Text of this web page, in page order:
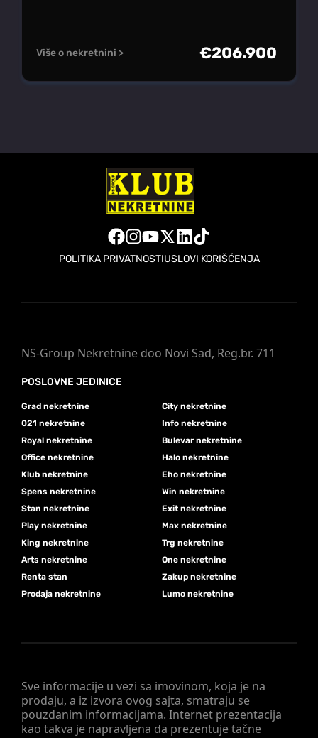
Više o nekretnini > €206.900
POLITIKA PRIVATNOSTIUSLOVI KORIŠĆENJA
Sve informacije u vezi sa imovinom, koja je na
prodaju, a iz izvora ovog sajta, smatraju se
pouzdanim informacijama. Internet prezentacija
kao takva je napravljena da prezentuje tačne
NS-Group Nekretnine doo Novi Sad, Reg.br. 711
POSLOVNE JEDINICE
Grad nekretnine
City nekretnine
021 nekretnine
Info nekretnine
Royal nekretnine
Bulevar nekretnine
Office nekretnine
Halo nekretnine
Klub nekretnine
Eho nekretnine
Spens nekretnine
Win nekretnine
Stan nekretnine
Exit nekretnine
Play nekretnine
Max nekretnine
King nekretnine
Trg nekretnine
Arts nekretnine
One nekretnine
Renta stan
Zakup nekretnine
Prodaja nekretnine
Lumo nekretnine